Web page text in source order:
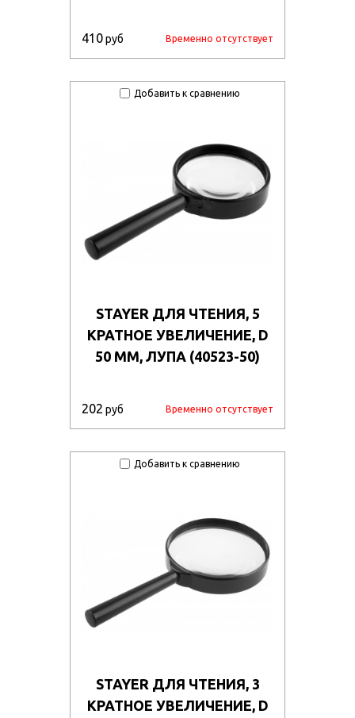
410руб Временно отсутствует
Добавить к сравнению
STAYER ДЛЯ ЧТЕНИЯ, 5
КРАТНОЕ УВЕЛИЧЕНИЕ, D
50 ММ, ЛУПА (40523-50)
202 руб Временно отсутствует
Добавить к сравнению
STAYER ДЛЯ ЧТЕНИЯ, 3
КРАТНОЕ УВЕЛИЧЕНИЕ, D